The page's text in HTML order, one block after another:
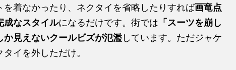
を着なかったり、ネクタイを省略したりすれば画竜点
成なスタイルになるだけです。街では 「スーツを崩し
か見えないクールビズが氾濫 しています。ただジャケ
イを外しただけ。